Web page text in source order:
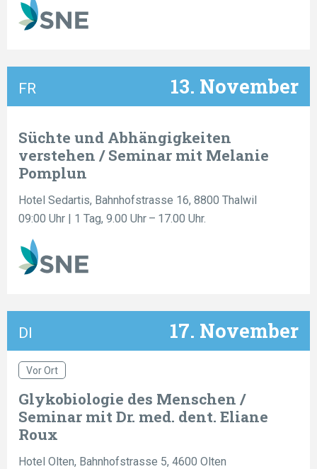
FR 13. November
Süchte und Abhängigkeiten
verstehen / Seminar mit Melanie
Pomplun
Hotel Sedartis, Bahnhofstrasse 16, 8800 Thalwil
09:00 Uhr | 1 Tag, 9.00 Uhr – 17.00 Uhr.
DI 17. November
Vor Ort
Glykobiologie des Menschen /
Seminar mit Dr. med. dent. Eliane
Roux
Hotel Olten, Bahnhofstrasse 5, 4600 Olten